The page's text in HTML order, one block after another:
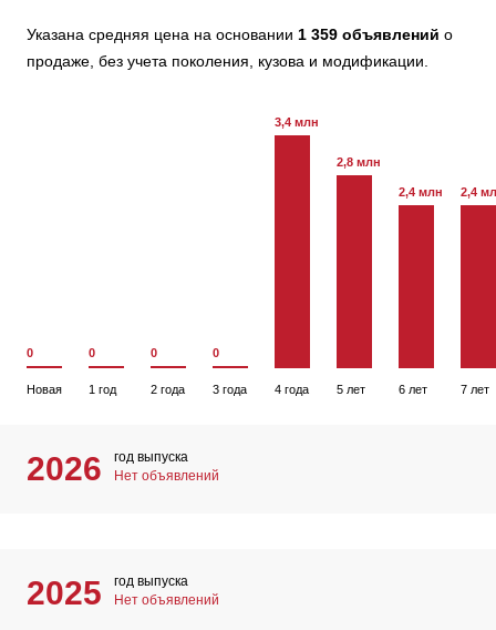
Указана средняя цена на основании 1 359 объявлений о
продаже, без учета поколения, кузова и модификации.
0
Новая
0
1 год
0
2 года
0
3 года
3,4 млн
4 года
2,8 млн
5 лет
2,4 млн
6 лет
2,4
7 лет
2026
год выпуска
Нет объявлений
2025
год выпуска
Нет объявлений